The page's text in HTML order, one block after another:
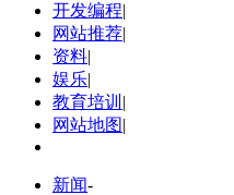
开发编程|
网站推荐|
资料|
娱乐|
教育培训 |
网站地图|
新闻-